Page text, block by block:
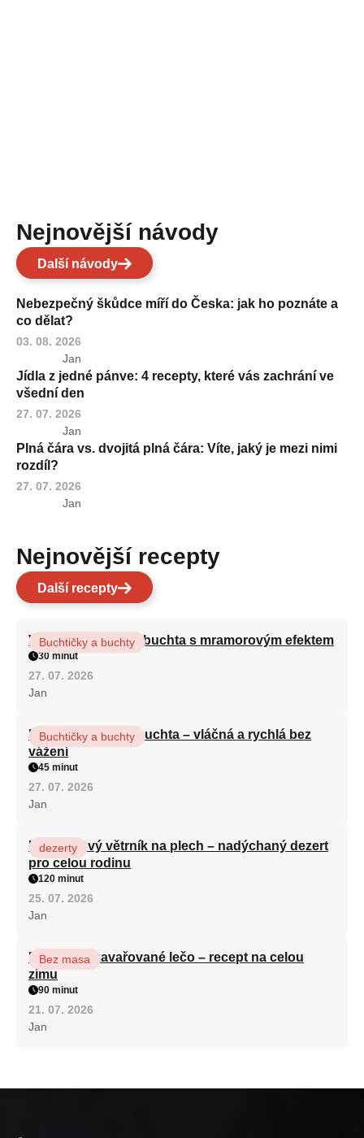
Nejnovější návody
Další návody
Nebezpečný škůdce míří do Česka: jak ho poznáte a
co dělat?
03. 08. 2026
Jan
Jídla z jedné pánve: 4 recepty, které vás zachrání ve
všední den
27. 07. 2026
Jan
Plná čára vs. dvojitá plná čára: Víte, jaký je mezi nimi
rozdíl?
27. 07. 2026
Jan
Nejnovější recepty
Další recepty
Vláčná olejová litá buchta s mramorovým efektem
Buchtičky a buchty
30 minut
27. 07. 2026
Jan
Hrnková maková buchta – vláčná a rychlá bez
vážení
Buchtičky a buchty
45 minut
27. 07. 2026
Jan
Karamelový větrník na plech – nadýchaný dezert
pro celou rodinu
dezerty
120 minut
25. 07. 2026
Jan
Babiččino zavařované lečo – recept na celou
zimu
Bez masa
90 minut
21. 07. 2026
Jan